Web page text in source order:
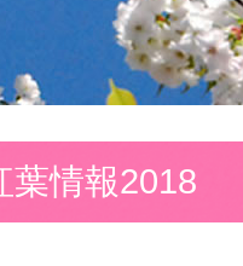
葉情報2018